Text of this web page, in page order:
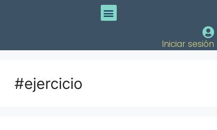
Iniciar sesión
#ejercicio